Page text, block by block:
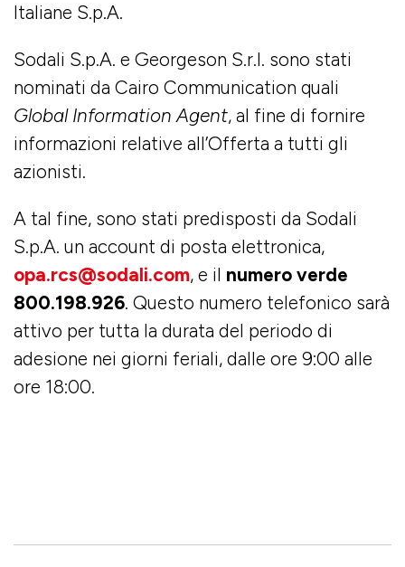
Italiane S.p.A.
Sodali S.p.A. e Georgeson S.r.l. sono stati
nominati da Cairo Communication quali
Global Information Agent, al fine di fornire
informazioni relative all’Offerta a tutti gli
azionisti.
A tal fine, sono stati predisposti da Sodali
S.p.A. un account di posta elettronica,
opa.rcs@sodali.com, e il numero verde
800.198.926. Questo numero telefonico sarà
attivo per tutta la durata del periodo di
adesione nei giorni feriali, dalle ore 9:00 alle
ore 18:00.